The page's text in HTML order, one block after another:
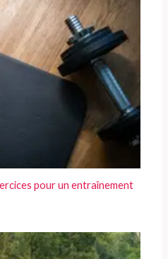
pour un entraînement